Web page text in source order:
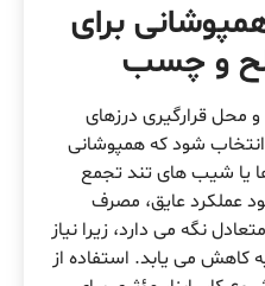
برای
و چسب
محل قرارگیری درزهای
شود که همپوشانی
یا شیب های تند تجمع
عملکرد عایق، مصرف
نگه می دارد، زیرا نیاز
کاهش می یابد. استفاده از